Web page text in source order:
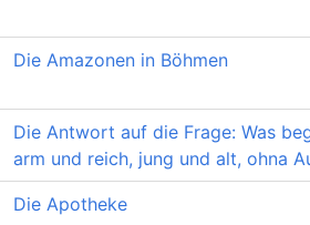
Die Amazonen in Böhmen
Die Antwort auf die Frage: Was
arm und reich, jung und alt, ohna
Die Apotheke